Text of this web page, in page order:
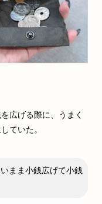
広げる際に、うまく
ていた。
まま小銭広げて小銭